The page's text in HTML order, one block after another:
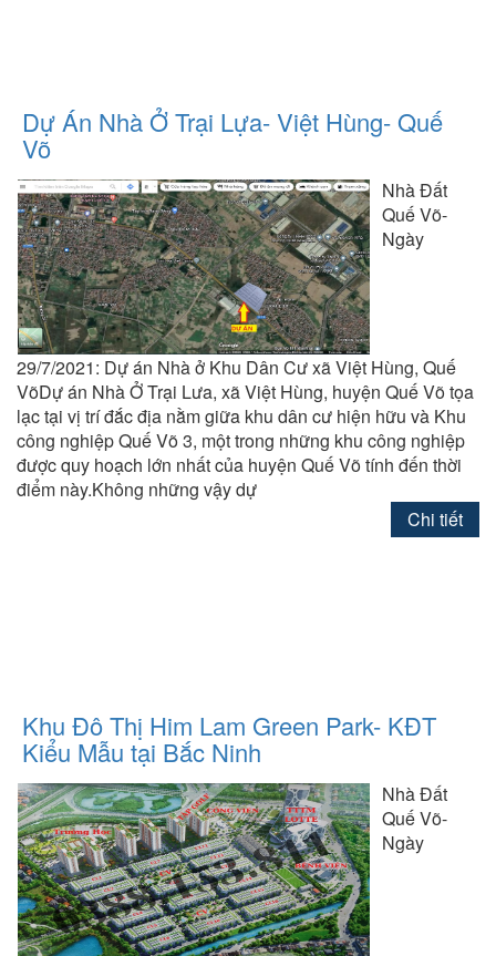
Dự Án Nhà Ở Trại Lựa- Việt Hùng- Quế
Võ
Nhà Đất
Quế Võ-
Ngày
29/7/2021: Dự án Nhà ở Khu Dân Cư xã Việt Hùng, Quế
VõDự án Nhà Ở Trại Lưa, xã Việt Hùng, huyện Quế Võ tọa
lạc tại vị trí đắc địa nằm giữa khu dân cư hiện hữu và Khu
công nghiệp Quế Võ 3, một trong những khu công nghiệp
được quy hoạch lớn nhất của huyện Quế Võ tính đến thời
điểm này.Không những vậy dự
Chi tiết
Khu Đô Thị Him Lam Green Park- KĐT
Kiểu Mẫu tại Bắc Ninh
Nhà Đất
Quế Võ-
Ngày